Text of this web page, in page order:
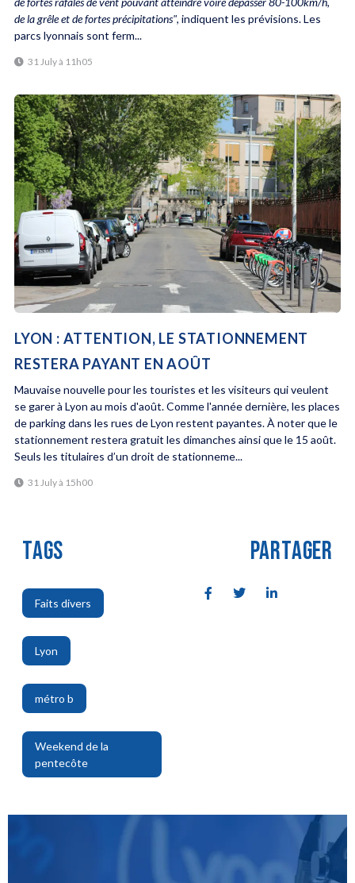
de la grêle et de fortes précipitations", indiquent les prévisions. Les
parcs lyonnais sont ferm...
31 July à 11h05
LYON : ATTENTION, LE STATIONNEMENT
RESTERA PAYANT EN AOÛT
Mauvaise nouvelle pour les touristes et les visiteurs qui veulent
se garer à Lyon au mois d'août. Comme l'année dernière, les places
de parking dans les rues de Lyon restent payantes. À noter que le
stationnement restera gratuit les dimanches ainsi que le 15 août.
Seuls les titulaires d’un droit de stationneme...
31 July à 15h00
TAGS
Faits divers
,
Lyon
,
métro b
,
Weekend de la
pentecôte
PARTAGER